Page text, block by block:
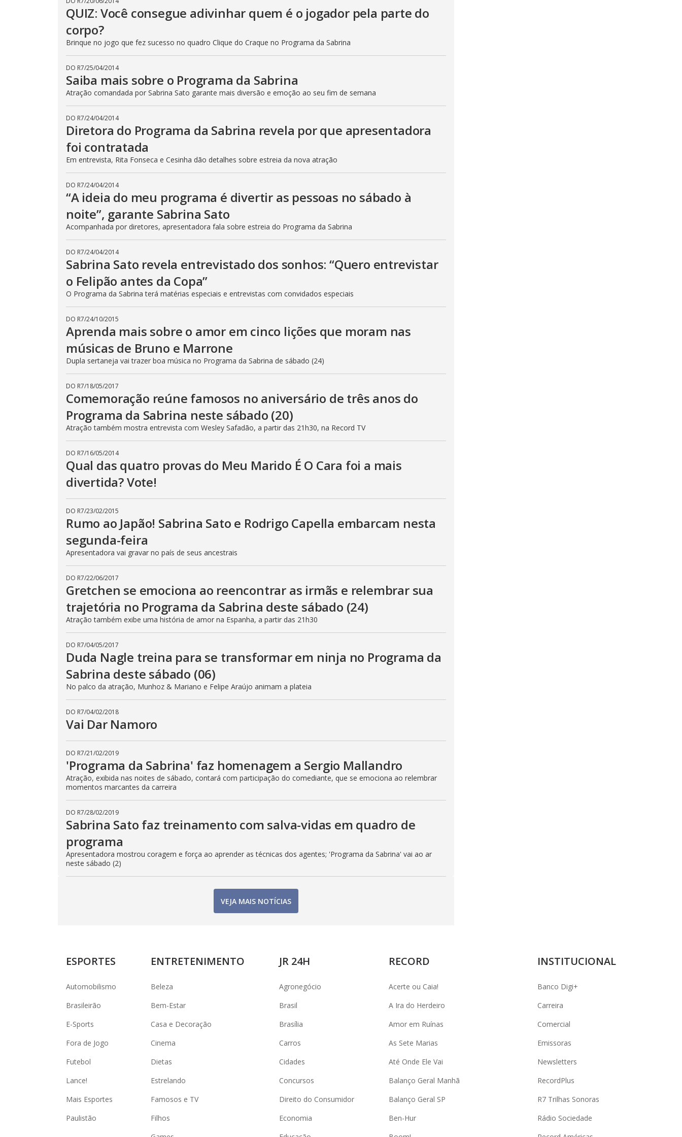
i
d
e
o
QUIZ: Você consegue adivinhar quem é o jogador pela parte do
corpo?
Brinque no jogo que fez sucesso no quadro Clique do Craque no Programa da Sabrina
DO R7/25/04/2014
Saiba mais sobre o Programa da Sabrina
Atração comandada por Sabrina Sato garante mais diversão e emoção ao seu fim de semana
DO R7/24/04/2014
Diretora do Programa da Sabrina revela por que apresentadora
foi contratada
Em entrevista, Rita Fonseca e Cesinha dão detalhes sobre estreia da nova atração
DO R7/24/04/2014
“A ideia do meu programa é divertir as pessoas no sábado à
noite”, garante Sabrina Sato
Acompanhada por diretores, apresentadora fala sobre estreia do Programa da Sabrina
DO R7/24/04/2014
Sabrina Sato revela entrevistado dos sonhos: “Quero entrevistar
o Felipão antes da Copa”
O Programa da Sabrina terá matérias especiais e entrevistas com convidados especiais
DO R7/24/10/2015
Aprenda mais sobre o amor em cinco lições que moram nas
músicas de Bruno e Marrone
Dupla sertaneja vai trazer boa música no Programa da Sabrina de sábado (24)
DO R7/18/05/2017
Comemoração reúne famosos no aniversário de três anos do
Programa da Sabrina neste sábado (20)
Atração também mostra entrevista com Wesley Safadão, a partir das 21h30, na Record TV
DO R7/16/05/2014
Qual das quatro provas do Meu Marido É O Cara foi a mais
divertida? Vote!
DO R7/23/02/2015
Rumo ao Japão! Sabrina Sato e Rodrigo Capella embarcam nesta
segunda-feira
Apresentadora vai gravar no país de seus ancestrais
DO R7/22/06/2017
Gretchen se emociona ao reencontrar as irmãs e relembrar sua
trajetória no Programa da Sabrina deste sábado (24)
Atração também exibe uma história de amor na Espanha, a partir das 21h30
DO R7/04/05/2017
Duda Nagle treina para se transformar em ninja no Programa da
Sabrina deste sábado (06)
No palco da atração, Munhoz & Mariano e Felipe Araújo animam a plateia
DO R7/04/02/2018
Vai Dar Namoro
DO R7/21/02/2019
'Programa da Sabrina' faz homenagem a Sergio Mallandro
Atração, exibida nas noites de sábado, contará com participação do comediante, que se emociona ao relembrar
momentos marcantes da carreira
DO R7/28/02/2019
Sabrina Sato faz treinamento com salva-vidas em quadro de
programa
Apresentadora mostrou coragem e força ao aprender as técnicas dos agentes; 'Programa da Sabrina' vai ao ar
neste sábado (2)
VEJA MAIS NOTÍCIAS
ESPORTES
Automobilismo
Brasileirão
E-Sports
Fora de Jogo
Futebol
Lance!
Mais Esportes
Paulistão
ENTRETENIMENTO
Beleza
Bem-Estar
Casa e Decoração
Cinema
Dietas
Estrelando
Famosos e TV
Filhos
JR 24H
Agronegócio
Brasil
Brasília
Carros
Cidades
Concursos
Direito do Consumidor
Economia
RECORD
Acerte ou Caia!
A Ira do Herdeiro
Amor em Ruínas
As Sete Marias
Até Onde Ele Vai
Balanço Geral Manhã
Balanço Geral SP
Ben-Hur
INSTITUCIONAL
Banco Digi+
Carreira
Comercial
Emissoras
Newsletters
RecordPlus
R7 Trilhas Sonoras
Rádio Sociedade